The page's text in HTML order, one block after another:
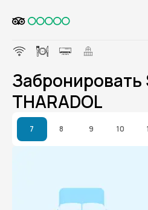
Забронировать
THARADOL
7 8 9 10